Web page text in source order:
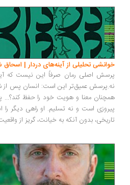
خوانشی تحلیلی از آینه‌های دردار | اسحاق
پرسش اصلی رمان صرفاً این نیست که
نه.پرسش عمیق‌تر این است: انسان پس از
همچنان معنا و هویت خود را حفظ کند؟...
پیروزی است و نه تسلیم. او راهی دیگر
تاریخی، بدون آنکه به خیانت، گریز از